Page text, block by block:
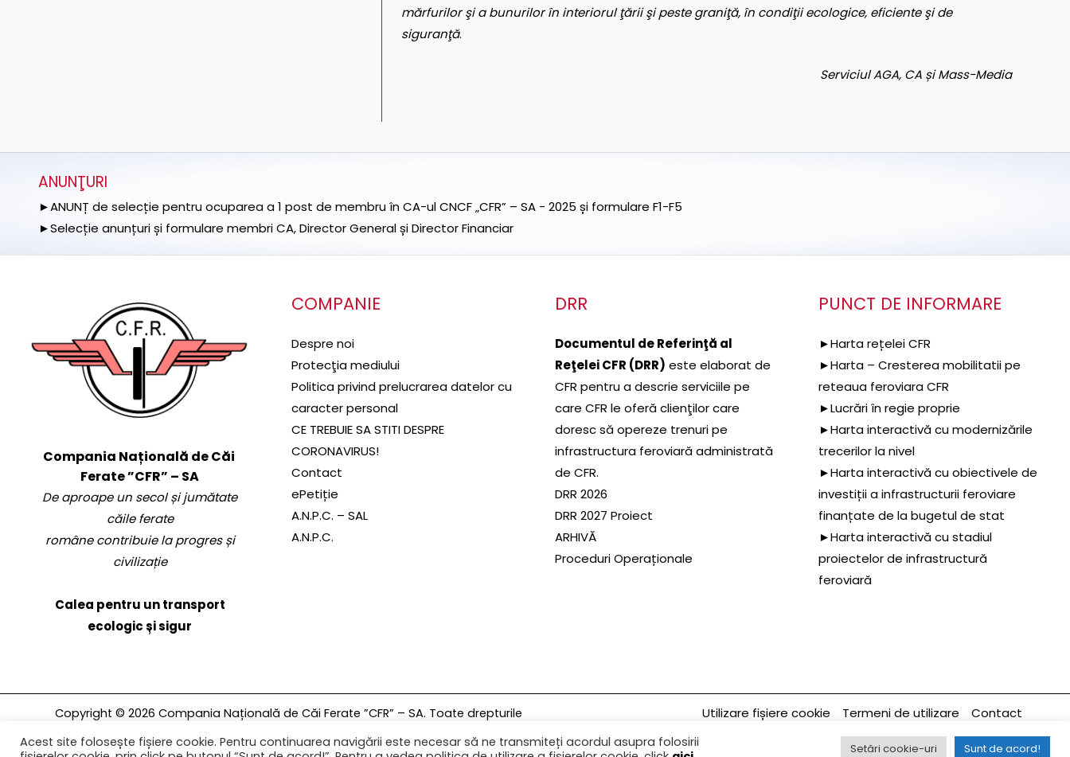
mărfurilor şi a bunurilor în interiorul ţării şi peste graniţă, în condiţii ecologice, eficiente şi de
siguranţă.
Serviciul AGA, CA și Mass-Media
ANUNŢURI
►ANUNȚ de selecție pentru ocuparea a 1 post de membru în CA-ul CNCF „CFR” – SA - 2025 și formulare F1-F5
►Selecție anunțuri și formulare membri CA, Director General și Director Financiar
Compania Națională de Căi
Ferate ”CFR” – SA
De aproape un secol și jumătate
căile ferate
române contribuie la progres și
civilizație
Calea pentru un transport
ecologic și sigur
COMPANIE
Despre noi
Protecţia mediului
Politica privind prelucrarea datelor cu
caracter personal
CE TREBUIE SA STITI DESPRE
CORONAVIRUS!
Contact
ePetiție
A.N.P.C. – SAL
A.N.P.C.
DRR
Documentul de Referinţă al
Reţelei CFR (DRR) este elaborat de
CFR pentru a descrie serviciile pe
care CFR le oferă clienţilor care
doresc să opereze trenuri pe
infrastructura feroviară administrată
de CFR.
DRR 2026
DRR 2027 Proiect
ARHIVĂ
Proceduri Operaționale
PUNCT DE INFORMARE
►Harta rețelei CFR
►Harta – Cresterea mobilitatii pe
reteaua feroviara CFR
►Lucrări în regie proprie
►Harta interactivă cu modernizările
trecerilor la nivel
►Harta interactivă cu obiectivele de
investiții a infrastructurii feroviare
finanțate de la bugetul de stat
►Harta interactivă cu stadiul
proiectelor de infrastructură
feroviară
Copyright © 2026 Compania Națională de Căi Ferate ”CFR” – SA. Toate drepturile
rezervate.
Utilizare fișiere cookie Termeni de utilizare Contact
Ultima modificare a paginii 03/09/2024
Acest site folosește fișiere cookie. Pentru continuarea navigării este necesar să ne transmiteți acordul asupra folosirii
Setări cookie-uri Sunt de acord!